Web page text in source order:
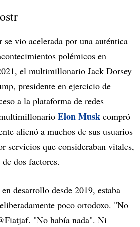
vio acelerada por una auténtica
polémicos en
el multimillonario Jack Dorsey
presidente en ejercicio de
a la plataforma de redes
Elon Musk compró
alienó a muchos de sus usuarios
servicios que consideraban vitales,
dos factores.
desarrollo desde 2019, estaba
poco ortodoxo. "No
"No había nada". Ni